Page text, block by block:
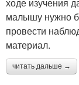
малышу нужно
провести
материал.
читать дальше →